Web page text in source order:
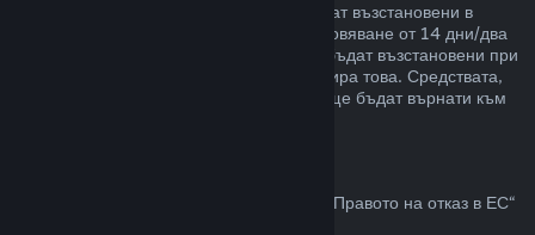
Неупотребените подаръци могат да бъдат възстановени в
рамките на стандартния срок за възстановяване от 14 дни/два
часа. Употребените подаръци могат да бъдат възстановени при
същите условия, ако получателят инициира това. Средствата,
използвани за закупуване на подаръка, ще бъдат върнати към
За обяснение относно това как действа „Правото на отказ в ЕС“